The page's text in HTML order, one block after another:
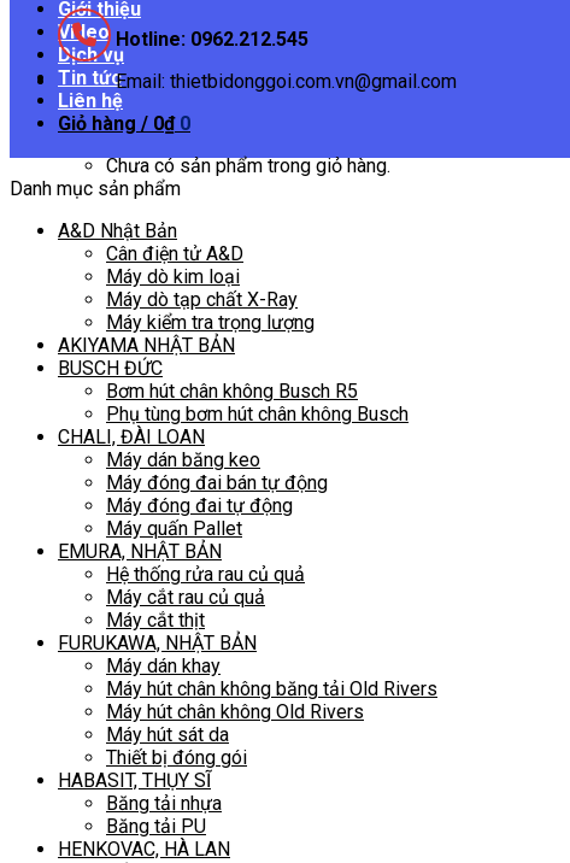
Hotline: 0962.212.545
Email: thietbidonggoi.com.vn@gmail.com
Giỏ hàng / 0₫ 0
Chưa có sản phẩm trong giỏ hàng.
Giới thiệu
Video
Dịch vụ
Tin tức
Liên hệ
Danh mục sản phẩm
A&D Nhật Bản
Cân điện tử A&D
Máy dò kim loại
Máy dò tạp chất X-Ray
Máy kiểm tra trọng lượng
AKIYAMA NHẬT BẢN
BUSCH ĐỨC
Bơm hút chân không Busch R5
Phụ tùng bơm hút chân không Busch
CHALI, ĐÀI LOAN
Máy dán băng keo
Máy đóng đai bán tự động
Máy đóng đai tự động
Máy quấn Pallet
EMURA, NHẬT BẢN
Hệ thống rửa rau củ quả
Máy cắt rau củ quả
Máy cắt thịt
FURUKAWA, NHẬT BẢN
Máy dán khay
Máy hút chân không băng tải Old Rivers
Máy hút chân không Old Rivers
Máy hút sát da
Thiết bị đóng gói
HABASIT, THỤY SĨ
Băng tải nhựa
Băng tải PU
HENKOVAC, HÀ LAN